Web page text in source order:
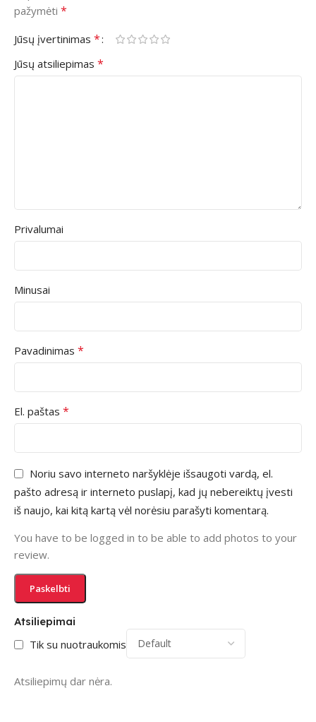
Atsiliepimai
Tik su nuotraukomis
Atsiliepimų dar nėra.
pažymėti *
Jūsų įvertinimas *
Jūsų atsiliepimas *
Privalumai
Minusai
Pavadinimas *
El. paštas *
Noriu savo interneto naršyklėje išsaugoti vardą, el.
pašto adresą ir interneto puslapį, kad jų nebereiktų įvesti
iš naujo, kai kitą kartą vėl norėsiu parašyti komentarą.
You have to be logged in to be able to add photos to your
review.